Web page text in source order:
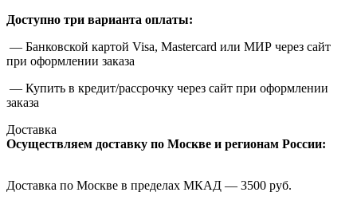
Доступно три варианта оплаты:
— Банковской картой Visa, Mastercard или МИР через сайт
при оформлении заказа
— Купить в кредит/рассрочку через сайт при оформлении
заказа
Доставка
Осуществляем доставку по Москве и регионам России:
Доставка по Москве в пределах МКАД — 3500 руб.